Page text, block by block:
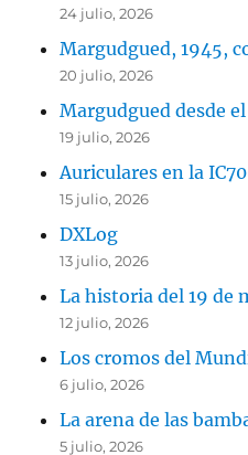
24 julio, 2026
Margudgued, 1945,
20 julio, 2026
Margudgued desde
19 julio, 2026
Auriculares en la
15 julio, 2026
DXLog
13 julio, 2026
La historia del 19 de
12 julio, 2026
Los cromos del
6 julio, 2026
La arena de las
5 julio, 2026